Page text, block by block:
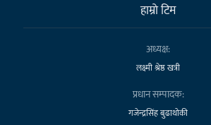
हाम्राे टिम
अध्यक्ष:
लक्ष्मी श्रेष्ठ खत्री
प्रधान सम्पादक:
गजेन्द्रसिंह बुढाथोकी